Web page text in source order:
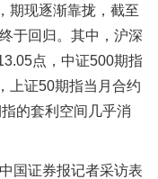
期现逐渐靠拢，截至
于回归。其中，沪深
点，中证500期指
上证50期指当月合约
的套利空间几乎消
国证券报记者采访表